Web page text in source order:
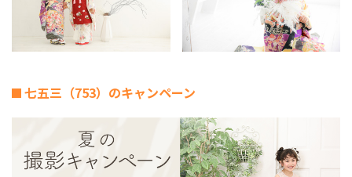
七五三（753）のキャンペーン